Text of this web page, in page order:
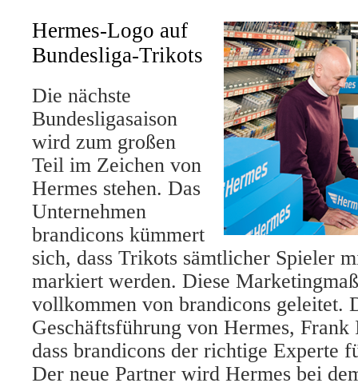
Hermes-Logo auf
Bundesliga-Trikots
Die nächste
Bundesligasaison
wird zum großen
Teil im Zeichen von
Hermes stehen. Das
Unternehmen
brandicons kümmert
sich, dass Trikots sämtlicher Spieler
markiert werden. Diese
vollkommen von brandicons geleitet.
Geschäftsführung von Hermes,
dass brandicons der richtige Experte
Der neue Partner wird Hermes bei